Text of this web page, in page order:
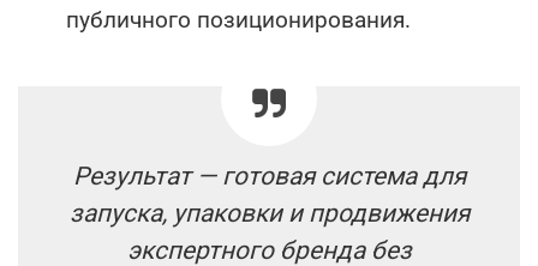
публичного позиционирования.
Результат — готовая система для
запуска, упаковки и продвижения
экспертного бренда без